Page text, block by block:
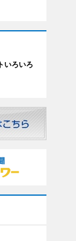
いろいろ